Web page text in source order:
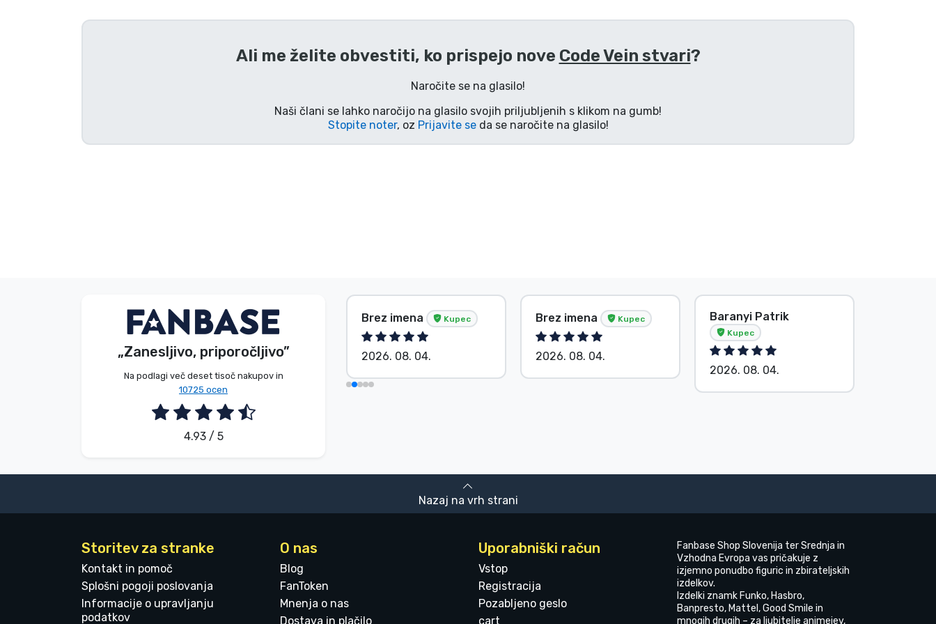
Ali me želite obvestiti, ko prispejo nove Code Vein stvari?
Naročite se na glasilo!
Naši člani se lahko naročijo na glasilo svojih priljubljenih s klikom na gumb!
Stopite noter, oz Prijavite seda se naročite na glasilo!
„Zanesljivo, priporočljivo”
Na podlagi več deset tisoč nakupov in
10725 ocen
4.93 / 5
Brez imena Kupec
2026. 08. 05.
Brez imena Kupec
2026. 08. 04.
Brez imena Kupec
2026. 08. 04.
Baranyi Patrik
Kupec
2026. 08. 04.
Nazaj na vrh strani
Storitev za stranke
Kontakt in pomoč
Splošni pogoji poslovanja
Informacije o upravljanju
podatkov
O nas
Blog
FanToken
Mnenja o nas
Dostava in plačilo
Uporabniški račun
Vstop
Registracija
Pozabljeno geslo
cart
Fanbase Shop Slovenija ter Srednja in
Vzhodna Evropa vas pričakuje z
izjemno ponudbo figuric in zbirateljskih
izdelkov.
Izdelki znamk Funko, Hasbro,
Banpresto, Mattel, Good Smile in
mnogih drugih – za ljubitelje animejev,
Tv serijske izdelki
Anime izdelki
Blagovne znamke